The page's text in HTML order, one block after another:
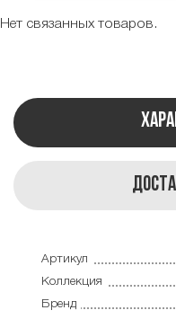
Нет связанных товаров.
Артикул
Коллекция
Бренд